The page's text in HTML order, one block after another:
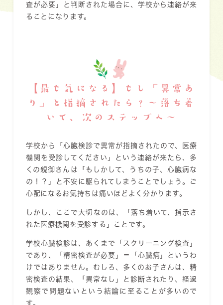
査が必要」と判断された場合に、学校から連絡が来
ることになります。
【最も気になる】もし「異常あ
り」と指摘されたら？〜落ち着
いて、次のステップへ〜
学校から「心臓検診で異常が指摘されたので、医療
機関を受診してください」という連絡が来たら、多
くの親御さんは「もしかして、うちの子、心臓病な
の！？」と不安に駆られてしまうことでしょう。ご
心配になるお気持ちは痛いほどよく分かります。
しかし、ここで大切なのは、「落ち着いて、指示さ
れた医療機関を受診する」ことです。
学校心臓検診は、あくまで「スクリーニング検査」
であり、「精密検査が必要」＝「心臓病」というわ
けではありません。むしろ、多くのお子さんは、精
密検査の結果、「異常なし」と診断されたり、経過
観察で問題ないという結論に至ることが多いので
す。